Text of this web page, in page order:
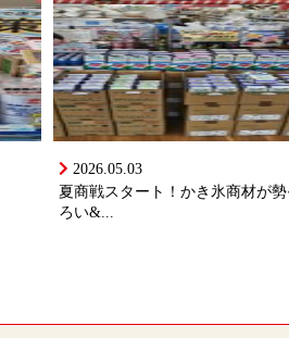
2026.05.03
夏商戦スタート！かき氷商材が
ろい&...